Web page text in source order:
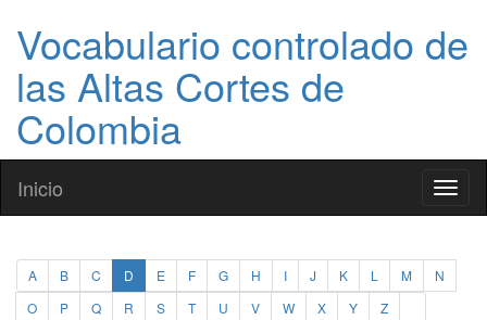
Vocabulario controlado de
las Altas Cortes de
Colombia
Inicio
A B C D E F G H I J K L M
N
O
P Q R S T U V W X Y Z